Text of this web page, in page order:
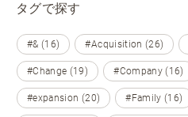
タグで探す
#& (16) #Acquisition (26)
#Change (19) #Company (16)
#expansion (20) #Family (16)